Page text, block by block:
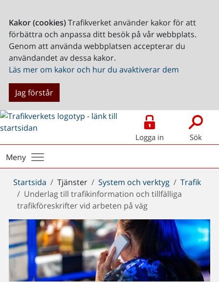
Kakor (cookies)Trafikverket använder kakor för att
förbättra och anpassa ditt besök på vår webbplats.
Genom att använda webbplatsen accepterar du
användandet av dessa kakor.
Läs mer om kakor och hur du avaktiverar dem
Jag förstår
Logga in Sök
Meny
Du
är
här:
Startsida Tjänster System och verktyg
Trafik
Underlag till trafikinformation och tillfälliga
trafikföreskrifter vid arbeten på väg